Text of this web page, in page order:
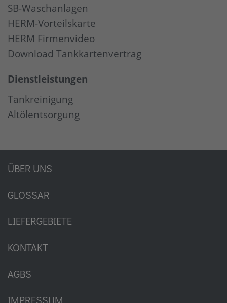
SB-Waschanlagen
HERM-Vorteilskarte
HERM Firmenvideo
Download Tankkartenvertrag
Dienstleistungen
Tankreinigung
Altölentsorgung
ÜBER UNS
GLOSSAR
LIEFERGEBIETE
KONTAKT
AGBS
IMPRESSUM